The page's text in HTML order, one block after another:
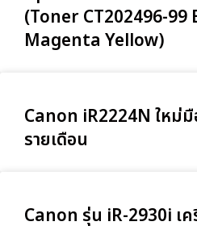
(Toner CT202496-99
Magenta Yellow)
Canon iR2224N ใหม่
รายเดือน
Canon รุ่น iR-2930i เค